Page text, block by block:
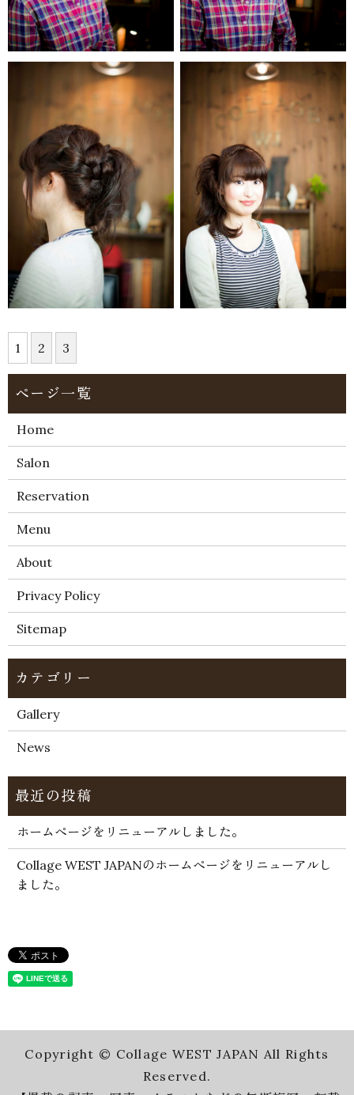
1 2 3
Home
Salon
Reservation
Menu
About
Privacy Policy
Sitemap
Gallery
News
ホームページをリニューアルしました。
Collage WEST JAPANのホームページをリニューアルし
ました。
Copyright © Collage WEST JAPAN All Rights
Reserved.